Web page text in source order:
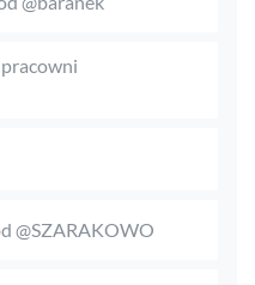
pracowni
@SZARAKOWO